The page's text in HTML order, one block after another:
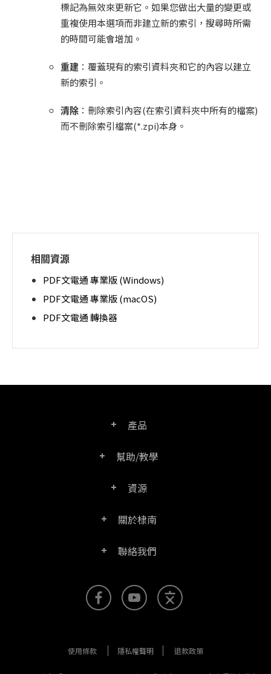
標記為無效來更新它。如果您做出大量的變更或
重複使用本選項而非建立新的索引，搜尋時所需
的時間可能會增加。
重建 ：覆蓋現有的索引資料夾和它的內容以建立
新的索引。
清除 ：刪除索引內容(在索引資料夾中所有的檔案)
而不刪除索引檔案(*.zpi)本身。
相關資源
PDF文電通 專業版 (Windows)
PDF文電通 專業版 (macOS)
PDF文電通 轉換器
產品
PDF文電通專業版
Right PDF Reader (行動版)
幫助/教學
常見問題
使用手冊
資源
產品/授權比較表
SDK資源 (伺服器版適用)
關於棣南
公司介紹
官方部落格
聯絡我們
聯絡銷售
使用條款 隱私權聲明 退款政策